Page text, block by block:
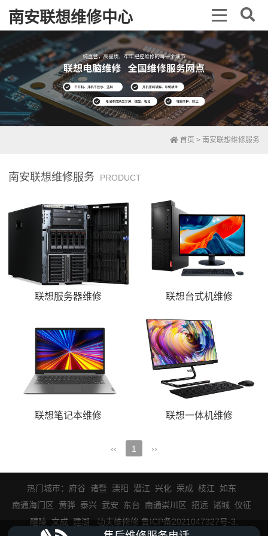
南安联想维修中心
首页 > 南安联想维修服务
南安联想维修服务 PRODUCT
联想服务器维修 联想台式机维修
联想笔记本维修 联想一体机维修
‹‹ 1 ››
热门城市： 府谷 诸暨 溧阳 潜江 兴化 荣成 枝江 如东
南通海门区
黄骅 泰兴 武安 东台 南通崇川区 招远 诸城 仪征
醴陵 文成 建湖 功夫维修修 鲁ICP备2021047327号-3.